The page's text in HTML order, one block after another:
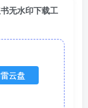
无水印下载工
云盘